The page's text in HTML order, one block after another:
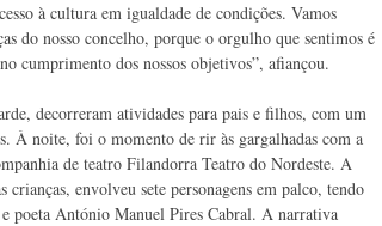
à cultura em igualdade de condições. Vamos
do nosso concelho, porque o orgulho que sentimos é
cumprimento dos nossos objetivos”, afiançou.
decorreram atividades para pais e filhos, com um
À noite, foi o momento de rir às gargalhadas com a
de teatro Filandorra Teatro do Nordeste. A
envolveu sete personagens em palco, tendo
poeta António Manuel Pires Cabral. A narrativa